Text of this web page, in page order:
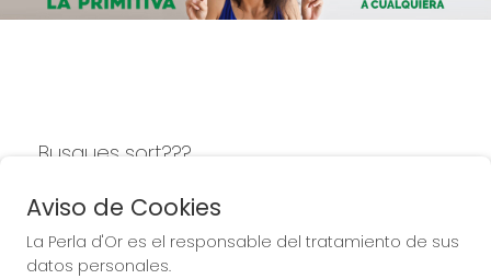
Busques sort???
LA PERLA D'OR
Aviso de Cookies
La Perla d'Or es el responsable del tratamiento de sus
datos personales.